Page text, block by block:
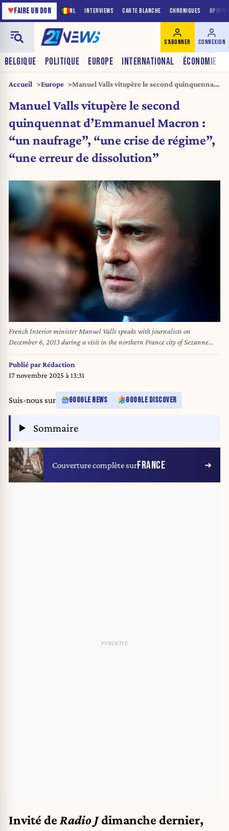
NL INTERVIEWS CARTE BLANCHE CHRONIQUES
♥FAIRE UN DON
BELGIQUE POLITIQUE EUROPE INTERNATIONAL ÉCONOMIE
S'ABONNER CONNEXION
Accueil Europe
Manuel Valls vitupère le second quinquennat
crise de régime”, “une erreur de dissolution”
Manuel Valls vitupère le second
quinquennat d’Emmanuel Macron :
“un naufrage”, “une crise de régime”,
“une erreur de dissolution”
French Interior minister Manuel Valls speaks with journalists on
December 6, 2013 during a visit in the northern France city of Sezanne
where a the owner of a jewelery shot dead one of the two men who were
Publié parRédaction
17 novembre 2025 à 13:31
Suis-nous sur GOOGLE NEWS GOOGLE DISCOVER
Sommaire
Couverture complète surFRANCE
Invité de Radio Jdimanche dernier,